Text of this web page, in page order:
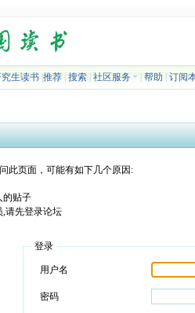
生读书| 推荐| 搜索| 社区服务 帮助 订阅
此页面，可能有如下几个原因:
的贴子
,请先登录论坛
登录
用户名
密码